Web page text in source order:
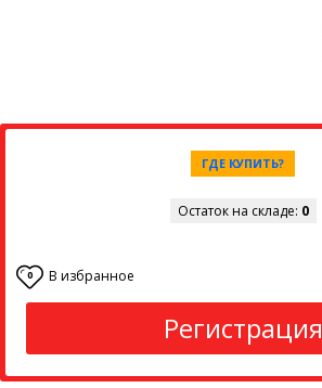
ГДЕ КУПИТЬ?
Остаток на складе: 0
0 В избранное
Регистрация